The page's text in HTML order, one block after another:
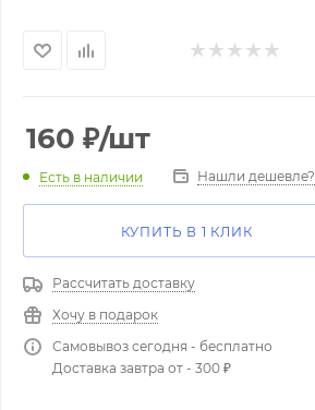
160 ₽/шт
Есть в наличии Нашли дешевле?
КУПИТЬ В 1 КЛИК
Рассчитать доставку
Хочу в подарок
Самовывоз сегодня - бесплатно
Доставка завтра от - 300 ₽